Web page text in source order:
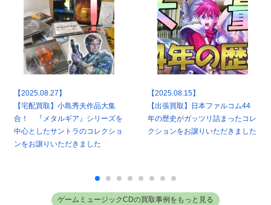
【2025.08.27】
【宅配買取】小島秀夫作品大集
合！ 『メタルギア』シリーズを
中心としたサントラのコレクショ
ンをお譲りいただきました
【2025.08.15】
【出張買取】日本ファルコム44
年の歴史がガッツリ詰まったコレ
クションをお譲りいただきました
ゲームミュージックCDの買取事例をもっと見る